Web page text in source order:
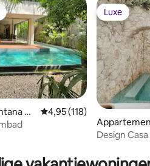
5, 16 recensies
Ro
Gemiddelde beoordeling
4,95 (118)
Luxe
Luxe
Design